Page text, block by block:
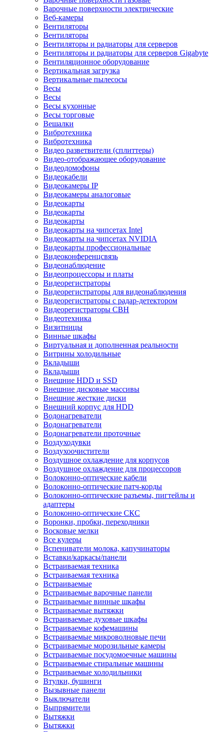
Варочные поверхности электрические
Веб-камеры
Вентиляторы
Вентиляторы
Вентиляторы и радиаторы для серверов
Вентиляторы и радиаторы для серверов Gigabyte
Вентиляционное оборудование
Вертикальная загрузка
Вертикальные пылесосы
Весы
Весы
Весы кухонные
Весы торговые
Вешалки
Вибротехника
Вибротехника
Видео разветвители (сплиттеры)
Видео-отображающее оборудование
Видеодомофоны
Видеокабели
Видеокамеры IP
Видеокамеры аналоговые
Видеокарты
Видеокарты
Видеокарты
Видеокарты на чипсетах Intel
Видеокарты на чипсетах NVIDIA
Видеокарты профессиональные
Видеоконференцсвязь
Видеонаблюдение
Видеопроцессоры и платы
Видеорегистраторы
Видеорегистраторы для видеонаблюдения
Видеорегистраторы с радар-детектором
Видеорегистраторы СВН
Видеотехника
Визитницы
Винные шкафы
Виртуальная и дополненная реальности
Витрины холодильные
Вкладыши
Вкладыши
Внешние HDD и SSD
Внешние дисковые массивы
Внешние жесткие диски
Внешний корпус для HDD
Водонагреватели
Водонагреватели
Водонагреватели проточные
Воздуходувки
Воздухоочистители
Воздушное охлаждение для корпусов
Воздушное охлаждение для процессоров
Волоконно-оптические кабели
Волоконно-оптические патч-корды
Волоконно-оптические разъемы, пигтейлы и
адаптеры
Волоконно-оптические СКС
Воронки, пробки, переходники
Восковые мелки
Все кулеры
Вспениватели молока, капучинаторы
Вставки/каркасы/панели
Встраиваемая техника
Встраиваемая техника
Встраиваемые
Встраиваемые варочные панели
Встраиваемые винные шкафы
Встраиваемые вытяжки
Встраиваемые духовые шкафы
Встраиваемые кофемашины
Встраиваемые микроволновые печи
Встраиваемые морозильные камеры
Встраиваемые посудомоечные машины
Встраиваемые стиральные машины
Встраиваемые холодильники
Втулки, бушинги
Вызывные панели
Выключатели
Выпрямители
Вытяжки
Вытяжки